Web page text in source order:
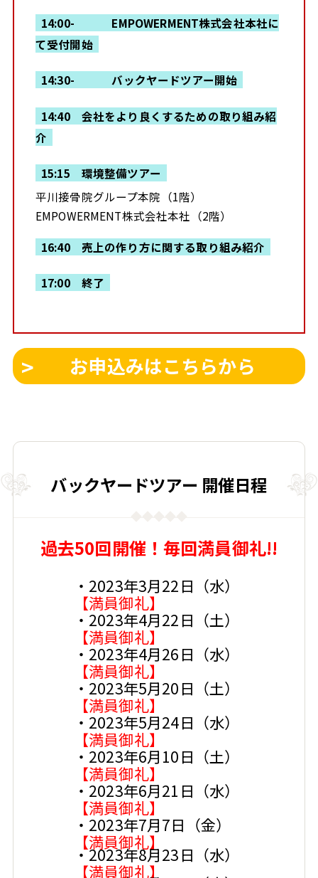
14:00- EMPOWERMENT株式会社本社に
て受付開始
14:30- バックヤードツアー開始
14:40 会社をより良くするための取り組み紹
介
15:15 環境整備ツアー
平川接骨院グループ本院（1階）
EMPOWERMENT株式会社本社（2階）
16:40 売上の作り方に関する取り組み紹介
17:00 終了
お申込みはこちらから
バックヤードツアー 開催日程
過去50回開催！毎回満員御礼!!
・2023年3月22日（水）
【満員御礼】
・2023年4月22日（土）
【満員御礼】
・2023年4月26日（水）
【満員御礼】
・2023年5月20日（土）
【満員御礼】
・2023年5月24日（水）
【満員御礼】
・2023年6月10日（土）
【満員御礼】
・2023年6月21日（水）
【満員御礼】
・2023年7月7日（金）
【満員御礼】
・2023年8月23日（水）
【満員御礼】